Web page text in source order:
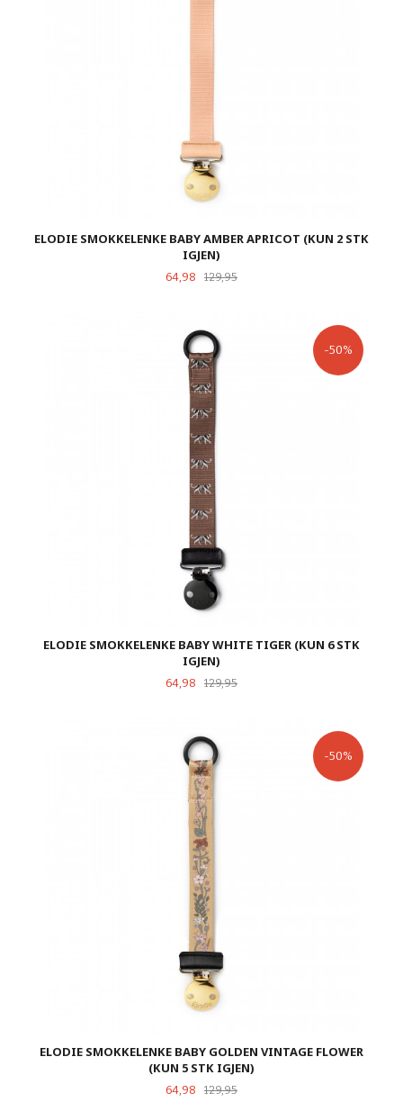
ELODIE SMOKKELENKE BABY AMBER APRICOT (KUN 2 STK
IGJEN)
Tilbud
64,98 129,95Rabatt
ELODIE SMOKKELENKE BABY WHITE TIGER (KUN 6 STK
IGJEN)
Tilbud
64,98 129,95Rabatt
-50%
ELODIE SMOKKELENKE BABY GOLDEN VINTAGE FLOWER
(KUN 5 STK IGJEN)
Tilbud
64,98 129,95Rabatt
-50%